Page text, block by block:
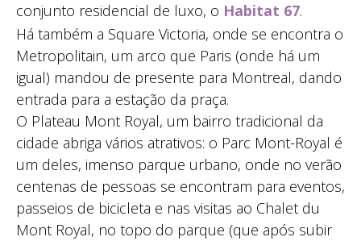
conjunto residencial de luxo, o Habitat 67.
Há também a Square Victoria, onde se encontra o
Metropolitain, um arco que Paris (onde há um
igual) mandou de presente para Montreal, dando
entrada para a estação da praça.
O Plateau Mont Royal, um bairro tradicional da
cidade abriga vários atrativos: o Parc Mont-Royal é
um deles, imenso parque urbano, onde no verão
centenas de pessoas se encontram para eventos,
passeios de bicicleta e nas visitas ao Chalet du
Mont Royal, no topo do parque (que após subir